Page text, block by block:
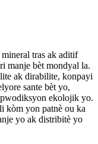
tras ak aditif
manje bèt mondyal la.
ak dirabilite, konpayi
sante bèt yo,
ekolojik yo.
kòm yon patnè ou ka
yo ak distribitè yo